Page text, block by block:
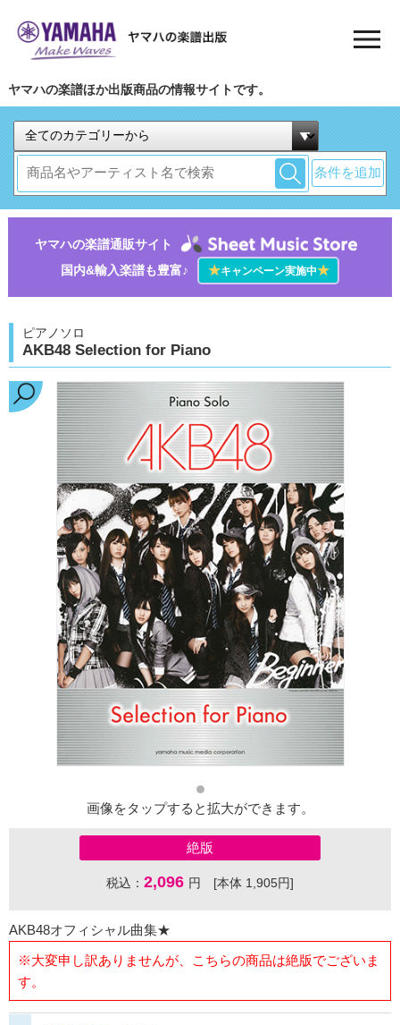
ヤマハの楽譜ほか出版商品の情報サイトです。
条件を追加
ヤマハの楽譜通販サイト
国内&輸入楽譜も豊富♪
★キャンペーン実施中★
ピアノソロ
AKB48 Selection for Piano
画像をタップすると拡大ができます。
絶版
税込： 2,096 円 [本体 1,905円]
AKB48オフィシャル曲集★
※大変申し訳ありませんが、こちらの商品は絶版でございま
す。